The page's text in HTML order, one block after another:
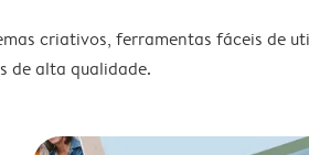
criativos, ferramentas fáceis de
de alta qualidade.